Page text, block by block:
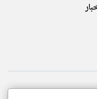
على مدار الساعة